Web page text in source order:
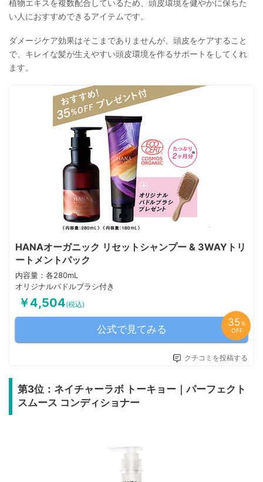
ーブ油不けん化物、水添オリーブ油エチルヘキシル、セテアリルグルコシ
ド（小麦）、ステアリン酸グリセリル、フィチン酸、デキストリン、ステ
ジルアルコール、アラキルグルコシド（小麦）、エタノール、BG
植物エキスを複数配合しているため、頭皮環境を健やかに保ちた
い人におすすめできるアイテムです。
ダメージケア効果はそこまでありませんが、頭皮をケアすること
で、キレイな髪が生えやすい頭皮環境を作るサポートをしてくれ
ます。
HANAオーガニック リセットシャンプー & 3WAYトリ
ートメントパック
内容量：各280mL
オリジナルパドルブラシ付き
￥4,504(税込)
公式で見てみる
35％
OFF
クチコミを投稿する
第3位：ネイチャーラボ トーキョー｜パーフェクト
スムース コンディショナー